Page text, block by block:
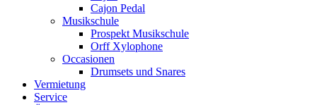
Cajon Pedal
Musikschule
Prospekt Musikschule
Orff Xylophone
Occasionen
Drumsets und Snares
Vermietung
Service